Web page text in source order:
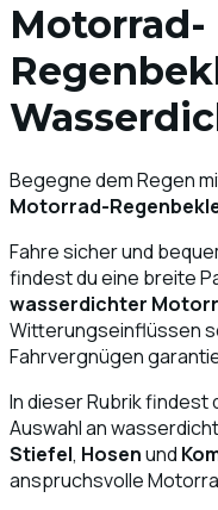
Motorrad-
Begegne dem Regen
Motorrad-
Fahre sicher und
findest du eine breite
wasserdichter
Witterungseinflüssen
Fahrvergnügen
In dieser Rubrik
Auswahl an
Stiefel, Hosenund
anspruchsvolle